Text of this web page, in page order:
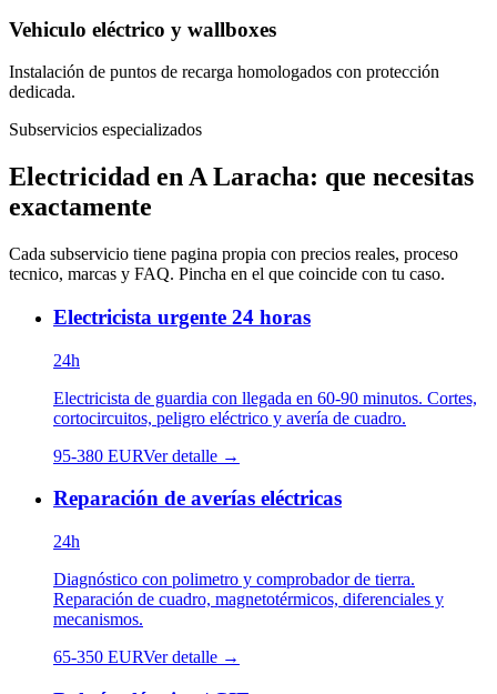
Vehiculo eléctrico y wallboxes
Instalación de puntos de recarga homologados con protección
dedicada.
Subservicios especializados
Electricidad en A Laracha: que necesitas
exactamente
Cada subservicio tiene pagina propia con precios reales, proceso
tecnico, marcas y FAQ. Pincha en el que coincide con tu caso.
Electricista urgente 24 horas
24h
Electricista de guardia con llegada en 60-90 minutos. Cortes,
cortocircuitos, peligro eléctrico y avería de cuadro.
95-380 EURVer detalle →
Reparación de averías eléctricas
24h
Diagnóstico con polimetro y comprobador de tierra.
Reparación de cuadro, magnetotérmicos, diferenciales y
mecanismos.
65-350 EURVer detalle →